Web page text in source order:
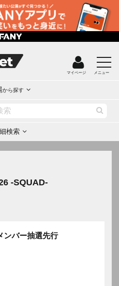
マイページ メニュー
から探す
検索
-SQUAD-
ンバー抽選先行